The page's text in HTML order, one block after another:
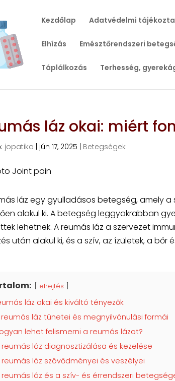
Kezdőlap Adatvédelmi
Elhízás Emésztőrendszeri
Táplálkozás Terhesség,
láz okai: miért
jopatika jún 17, 2025 Betegségek
láz egy gyulladásos betegség, amely
alakul ki. A betegség leggyakrabban
lehetnek. A reumás láz a szervezet
után alakul ki, és a szív, az ízületek, a
elrejtés
láz okai és kiváltó tényezők
reumás láz tünetei és megnyilvánulási formái
lehet felismerni a reumás lázot?
reumás láz diagnosztizálása és kezelése
reumás láz szövődményei és veszélyei
reumás láz és a szív- és érrendszeri